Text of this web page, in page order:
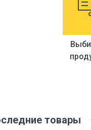
товары